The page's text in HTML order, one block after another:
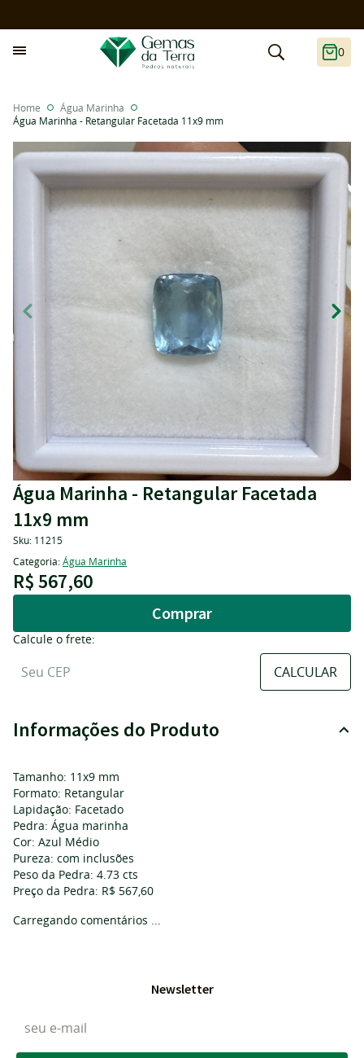
0
Home
Água Marinha
Água Marinha - Retangular Facetada 11x9 mm
Água Marinha - Retangular Facetada
11x9 mm
Sku: 11215
Categoria:Água Marinha
R$ 567,60
Comprar
Calcule o frete:
Informações do Produto
Tamanho: 11x9 mm
Formato: Retangular
Lapidação: Facetado
Pedra: Água marinha
Cor: Azul Médio
Pureza: com inclusões
Peso da Pedra: 4.73 cts
Preço da Pedra: R$ 567,60
Carregando comentários ...
Newsletter